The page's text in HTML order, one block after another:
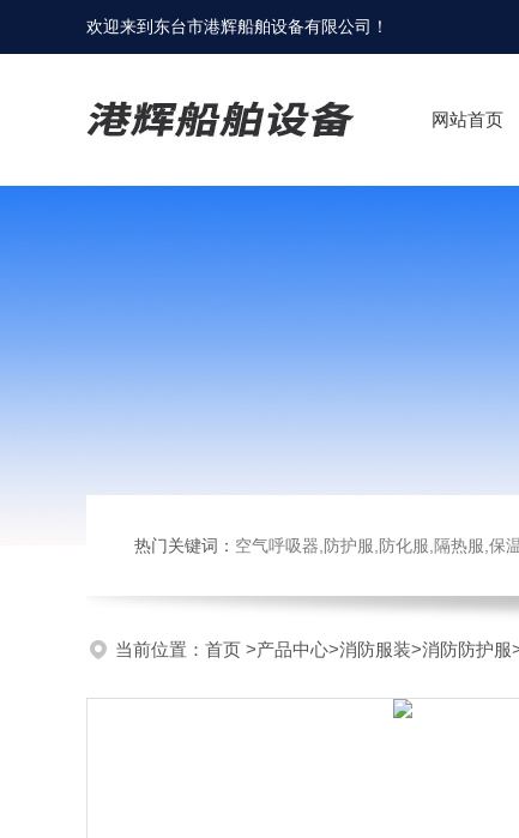
欢迎来到 东台市港辉船舶设备有限公司 ！
网站首页
热门关键词： 空气呼吸器,防护服,防化服,隔热服,保
当前位置： 首页 >产品中心>消防服装>消防防护服